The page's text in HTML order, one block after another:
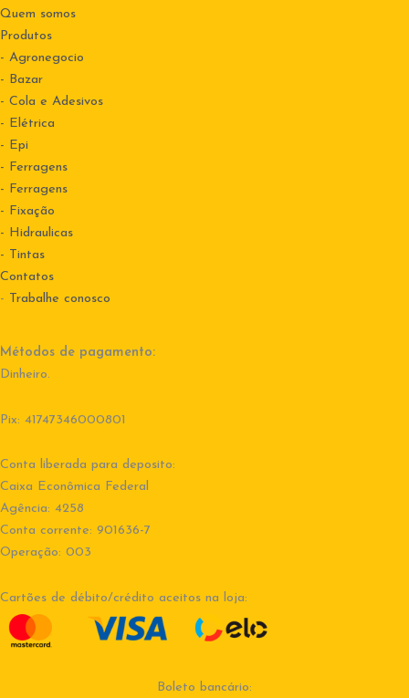
Quem somos
Produtos
- Agronegocio
- Bazar
- Cola e Adesivos
- Elétrica
- Epi
- Ferragens
- Ferragens
- Fixação
- Hidraulicas
- Tintas
Contatos
- Trabalhe conosco
Métodos de pagamento:
Dinheiro.
Pix: 41747346000801
Conta liberada para deposito:
Caixa Econômica Federal
Agência: 4258
Conta corrente: 901636-7
Operação: 003
Cartões de débito/crédito aceitos na loja:
Boleto bancário: